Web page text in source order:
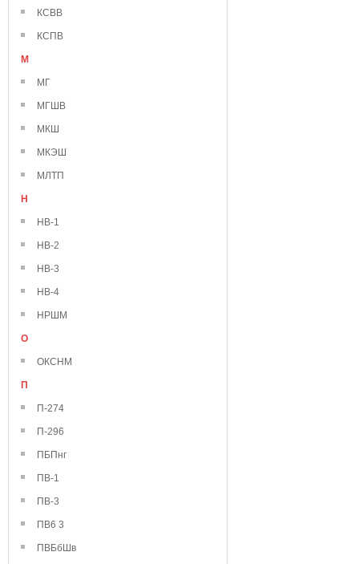
КСВВ
КСПВ
М
МГ
МГШВ
МКШ
МКЭШ
МЛТП
Н
НВ-1
НВ-2
НВ-3
НВ-4
НРШМ
О
ОКСНМ
П
П-274
П-296
ПБПнг
ПВ-1
ПВ-3
ПВ6 3
ПВБбШв